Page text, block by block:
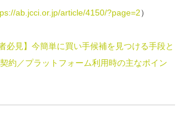
ab.jcci.or.jp/article/4150/?page=2）
者必見】今簡単に買い手候補を見つける手段と
約／プラットフォーム利用時の主なポイン